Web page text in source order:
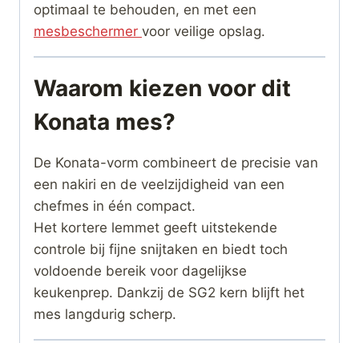
optimaal te behouden, en met een
mesbeschermer voor veilige opslag.
Waarom kiezen voor dit
Konata mes?
De Konata-vorm combineert de precisie van
een nakiri en de veelzijdigheid van een
chefmes in één compact.
Het kortere lemmet geeft uitstekende
controle bij fijne snijtaken en biedt toch
voldoende bereik voor dagelijkse
keukenprep. Dankzij de SG2 kern blijft het
mes langdurig scherp.